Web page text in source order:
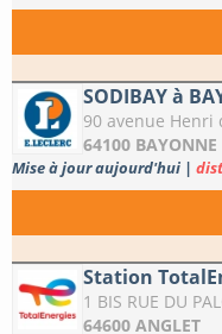
SODIBAY à
90 avenue Henri
64100 BAYONNE
Mise à jour aujourd'hui |
Station
1 BIS RUE DU
64600 ANGLET